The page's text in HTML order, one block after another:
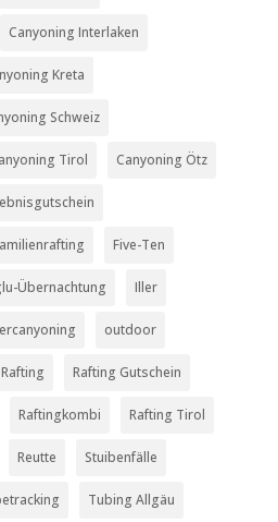
Canyoning Interlaken
Kreta
Schweiz
Tirol Canyoning Ötz
Five-Ten
Übernachtung Iller
outdoor
Rafting Rafting Gutschein
Raftingkombi Rafting Tirol
Reutte Stuibenfälle
Tubing Allgäu